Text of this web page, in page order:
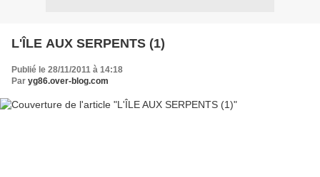
L'ÎLE AUX SERPENTS (1)
Publié le 28/11/2011 à 14:18
Par yg86.over-blog.com